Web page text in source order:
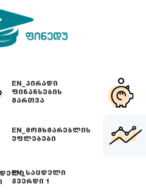
EN_ᲞᲘᲠᲐᲓᲘ
ᲤᲘᲜᲐᲜᲡᲔᲑᲘᲡ
ᲛᲐᲠᲗᲕᲐ
EN_ᲛᲝᲛᲮᲛᲐᲠᲔᲑᲚᲘᲡ
ᲣᲤᲚᲔᲑᲔᲑᲘ
EN_ᲡᲐᲪᲓᲔᲚᲘ
ᲒᲕᲔᲠᲓᲘ 1